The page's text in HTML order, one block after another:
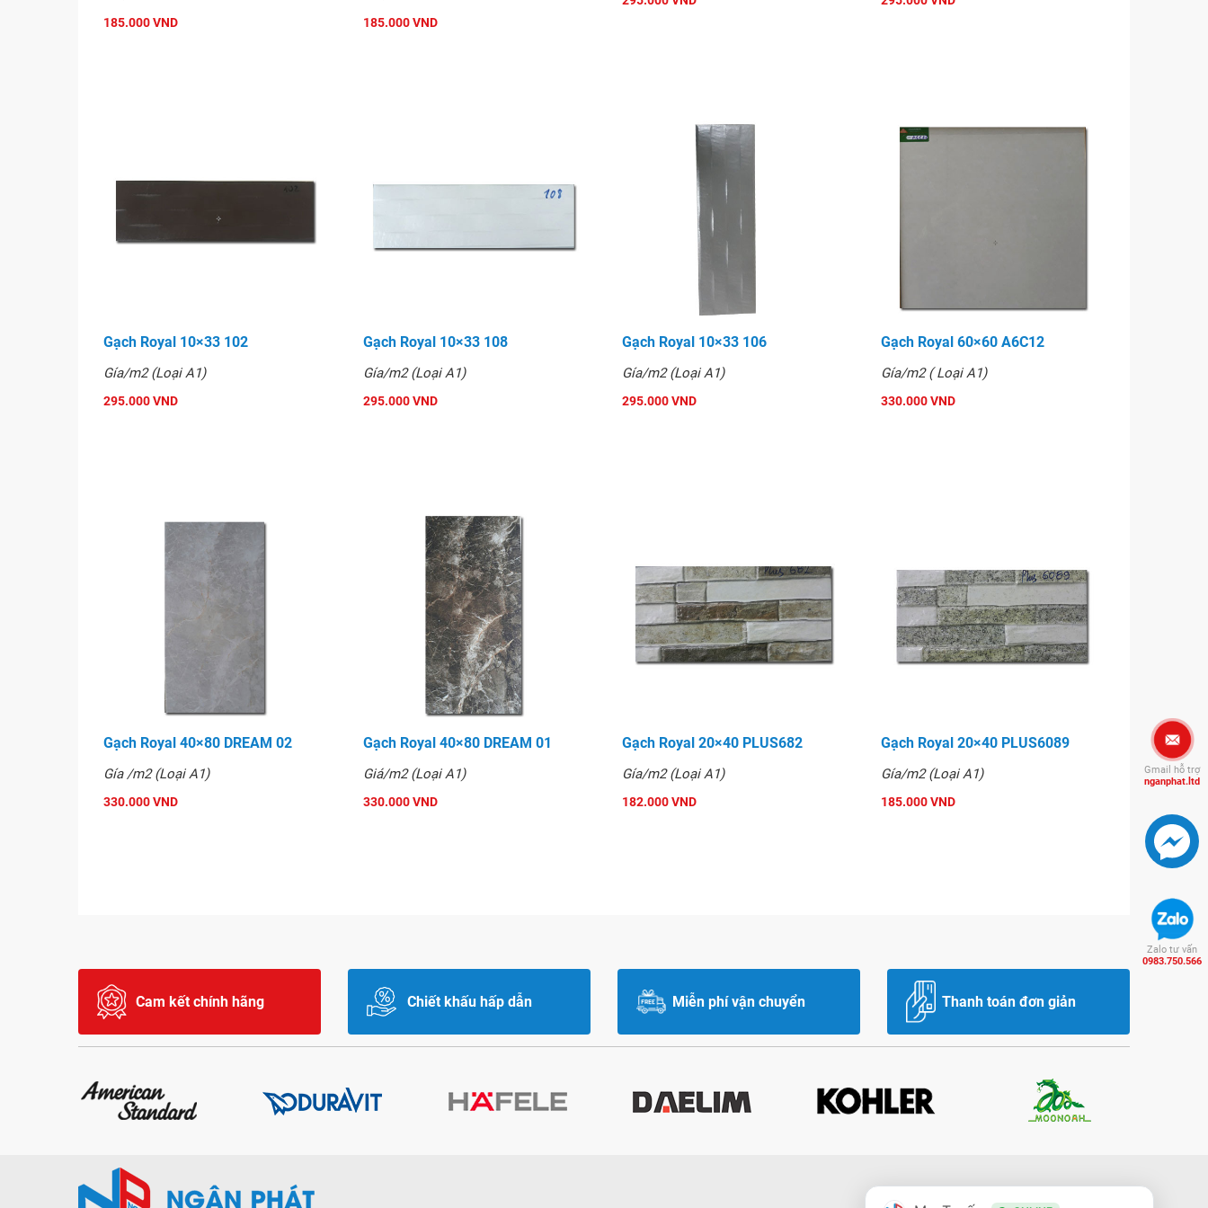
185.000 VND 185.000 VND
Gạch Royal 10×33 102
Gía/m2 (Loại A1)
295.000 VND
Gạch Royal 10×33 108
Gía/m2 (Loại A1)
295.000 VND
Gạch Royal 10×33 106
Gía/m2 (Loại A1)
295.000 VND
Gạch Royal 60×60 A6C12
Gía/m2 ( Loại A1)
330.000 VND
Gạch Royal 40×80 DREAM 02
Gía /m2 (Loại A1)
330.000 VND
Gạch Royal 40×80 DREAM 01
Giá/m2 (Loại A1)
330.000 VND
Gạch Royal 20×40 PLUS682
Gía/m2 (Loại A1)
182.000 VND
Gạch Royal 20×40 PLUS6089
Gía/m2 (Loại A1)
185.000 VND
Cam kết chính hãng Chiết khấu hấp dẫn Miễn phí vận chuyển Thanh toán đơn giản
Gmail hỗ trợ
nganphat.ltd
Zalo tư vấn
0983.750.566